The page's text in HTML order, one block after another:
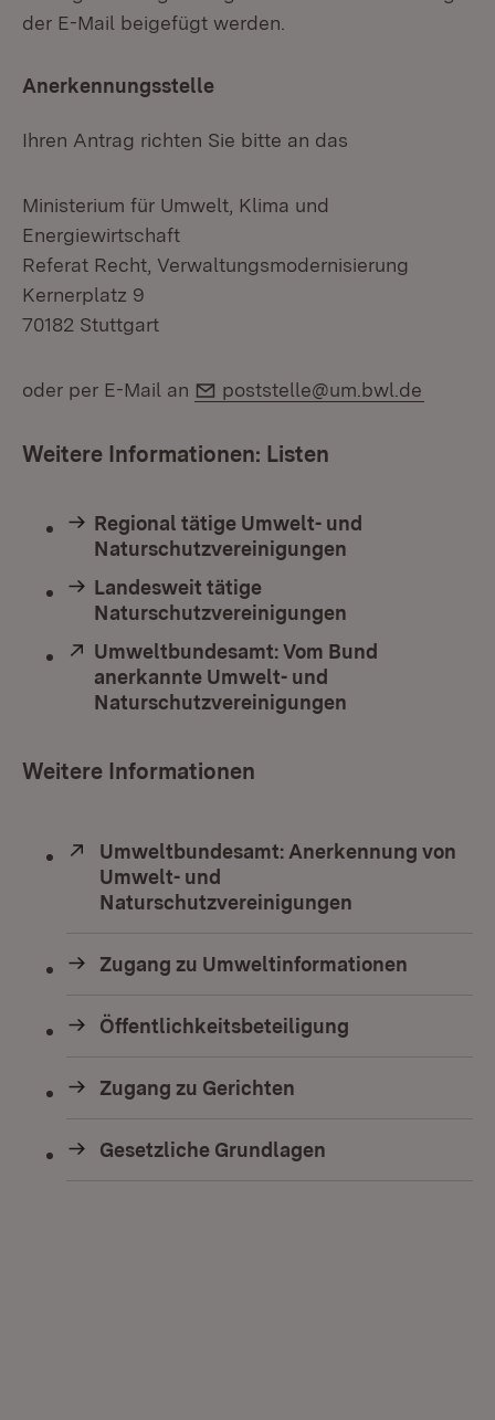
der E-Mail beigefügt werden.
Anerkennungsstelle
Ihren Antrag richten Sie bitte an das
Ministerium für Umwelt, Klima und
Energiewirtschaft
Referat Recht, Verwaltungsmodernisierung
Kernerplatz 9
70182 Stuttgart
oder per E-Mail an E-Mail:
poststelle@um.bwl.de
Weitere Informationen: Listen
Regional tätige Umwelt- und
Naturschutzvereinigungen
Landesweit tätige
Naturschutzvereinigungen
Extern:
Umweltbundesamt: Vom Bund
anerkannte Umwelt- und
Naturschutzvereinigungen
Weitere Informationen
Extern:
Umweltbundesamt: Anerkennung von
Umwelt- und
Naturschutzvereinigungen
Zugang zu Umweltinformationen
Öffentlichkeitsbeteiligung
Zugang zu Gerichten
Gesetzliche Grundlagen